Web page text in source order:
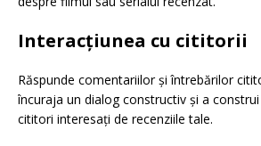
Interacțiunea cu cititorii
Răspunde comentariilor și întrebărilor
încuraja un dialog constructiv și a
cititori interesați de recenziile tale.